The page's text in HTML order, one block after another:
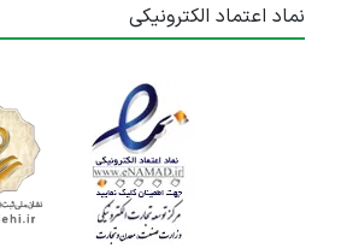
نماد اعتماد الکترونیکی